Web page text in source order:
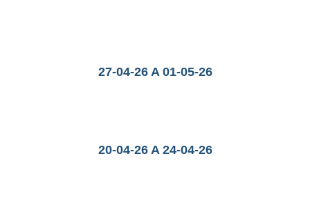
27-04-26 A 01-05-26
20-04-26 A 24-04-26